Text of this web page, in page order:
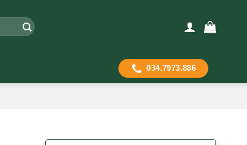
034.7973.886